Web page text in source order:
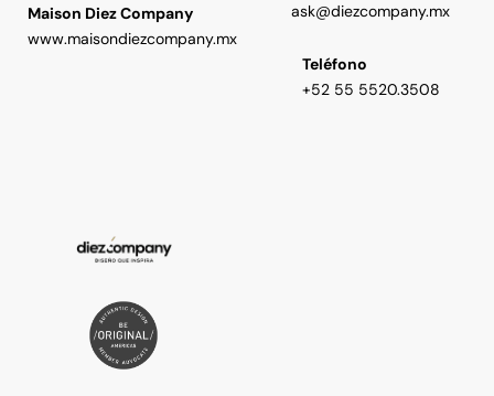
Maison Diez Company
www.maisondiezcompany.mx
ask@diezcompany.mx
Teléfono
+52 55 5520.3508